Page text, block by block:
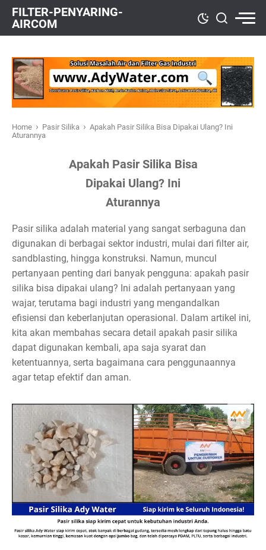
FILTER-PENYARING-
AIRCOM
Home › Pasir Silika › Apakah Pasir Silika Bisa Dipakai Ulang? Ini
Aturannya
Apakah Pasir Silika Bisa
Dipakai Ulang? Ini
Aturannya
Pasir silika adalah material yang sangat serbaguna dan
digunakan di berbagai sektor industri, mulai dari filter air,
sandblasting, hingga konstruksi. Namun, muncul
pertanyaan penting dari banyak pengguna: apakah pasir
silika bisa dipakai ulang? Ini adalah pertanyaan yang
wajar, terutama bagi industri yang mengandalkan
efisiensi dan keberlanjutan operasional. Dalam artikel ini,
kita akan membahas secara detail apakah pasir silika
dapat digunakan kembali, apa saja syarat dan
ketentuannya, serta bagaimana cara penggunaannya
agar tetap efektif dan aman.